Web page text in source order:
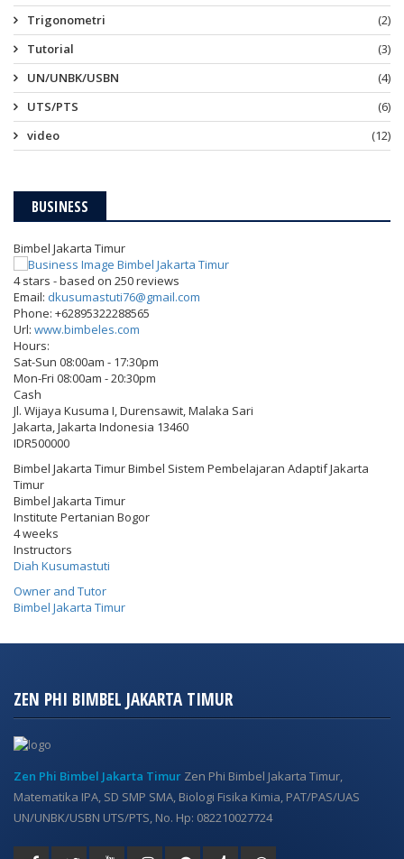
Trigonometri
(2)
Tutorial
(3)
UN/UNBK/USBN
(4)
UTS/PTS
(6)
video
(12)
BUSINESS
Bimbel Jakarta Timur
4stars - based on 250reviews
Email: dkusumastuti76@gmail.com
Phone: +62895322288565
Url: www.bimbeles.com
Hours:
Sat-Sun 08:00am - 17:30pm
Mon-Fri 08:00am - 20:30pm
Cash
Jl. Wijaya Kusuma I, Durensawit, Malaka Sari
Jakarta,Jakarta Indonesia 13460
IDR500000
Bimbel Jakarta Timur Bimbel Sistem Pembelajaran Adaptif Jakarta
Timur
Bimbel Jakarta Timur
Institute Pertanian Bogor
4 weeks
Instructors
Diah Kusumastuti
Owner and Tutor
Bimbel Jakarta Timur
ZEN PHI BIMBEL JAKARTA TIMUR
Zen Phi Bimbel Jakarta Timur Zen Phi Bimbel Jakarta Timur,
Matematika IPA, SD SMP SMA, Biologi Fisika Kimia, PAT/PAS/UAS
UN/UNBK/USBN UTS/PTS, No. Hp: 082210027724